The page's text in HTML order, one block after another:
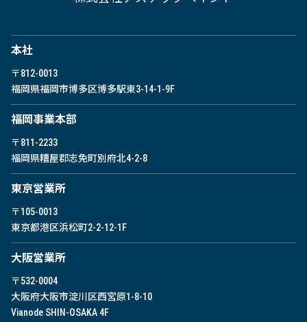
本社
〒812-0013
福岡県福岡市博多区博多駅東3-14-1-9F
福岡事業本部
〒811-2233
福岡県糟屋郡志免町別府北4-2-8
東京営業所
〒105-0013
東京都港区浜松町2-2-12-1F
⼤阪営業所
〒532-0004
大阪府大阪市淀川区西宮原1-8-10
Vianode SHIN-OSAKA 4F